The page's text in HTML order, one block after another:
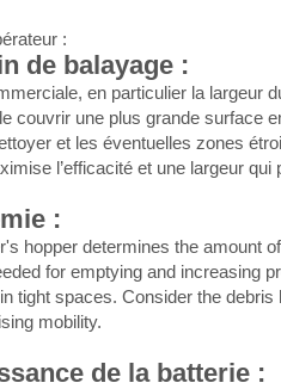
:
de balayage :
en particulier la largeur
couvrir une plus grande surface
et les éventuelles zones
l’efficacité et une largeur
:
hopper determines the amount
for emptying and increasing
tight spaces. Consider the
mobility.
de la batterie :